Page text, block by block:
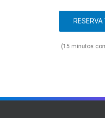
(15 minutos